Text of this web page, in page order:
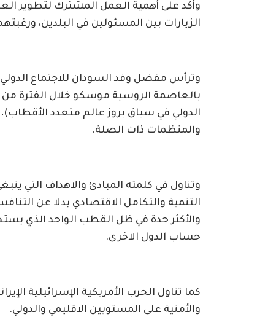
وأكد على أهمية العمل المشترك لتطوير
الزيارات بين المسئولين في البلدين،
وترأس مفضل وفد السودان للاجتماع الدولي
والمنظمات ذات الصلة.
وتناول في كلمته المبادئ والاهداف التي
التنمية والتكامل الاقتصادي بدلا عن
والأكثر حدة في ظل القطب الواحد الذي
حساب الدول الاخرى.
كما تناول الحرب الأمريكية الإسرائيلية
والأمنية على المستويين الاقليمي والدولي.